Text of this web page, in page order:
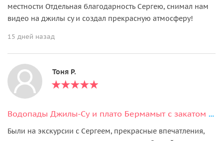
местности Отдельная благодарность Сергею, снимал нам
видео на джилы су и создал прекрасную атмосферу!
15 дней назад
Тоня Р.
Водопады Джилы-Су и плато Бермамыт с закатом за один день из Кисловодска
Были на экскурсии с Сергеем, прекрасные впечатления,